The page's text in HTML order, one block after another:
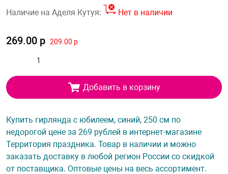
Наличие на Аделя Кутуя:
Нет в наличии
269.00 р 209.00 р
Добавить в корзину
Купить гирлянда с юбилеем, синий, 250 см по
недорогой цене за 269 рублей в интернет-магазине
Территория праздника. Товар в наличии и можно
заказать доставку в любой регион России со скидкой
от поставщика. Оптовые цены на весь ассортимент.